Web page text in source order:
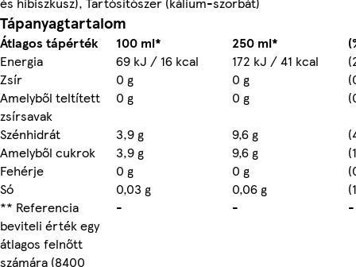
Tápanyagtartalom
Átlagos tápérték 100 ml* 250 ml*
Energia
69 kJ / 16 kcal 172 kJ / 41 kcal
Zsír
0 g 0 g
Amelyből teltített
zsírsavak
0 g 0 g
Szénhidrát
3,9 g 9,6 g
Amelyből cukrok
3,9 g 9,6 g
Fehérje
0 g 0 g
Só
0,03 g 0,06 g
** Referencia
beviteli érték egy
átlagos felnőtt
számára (8400
- - -